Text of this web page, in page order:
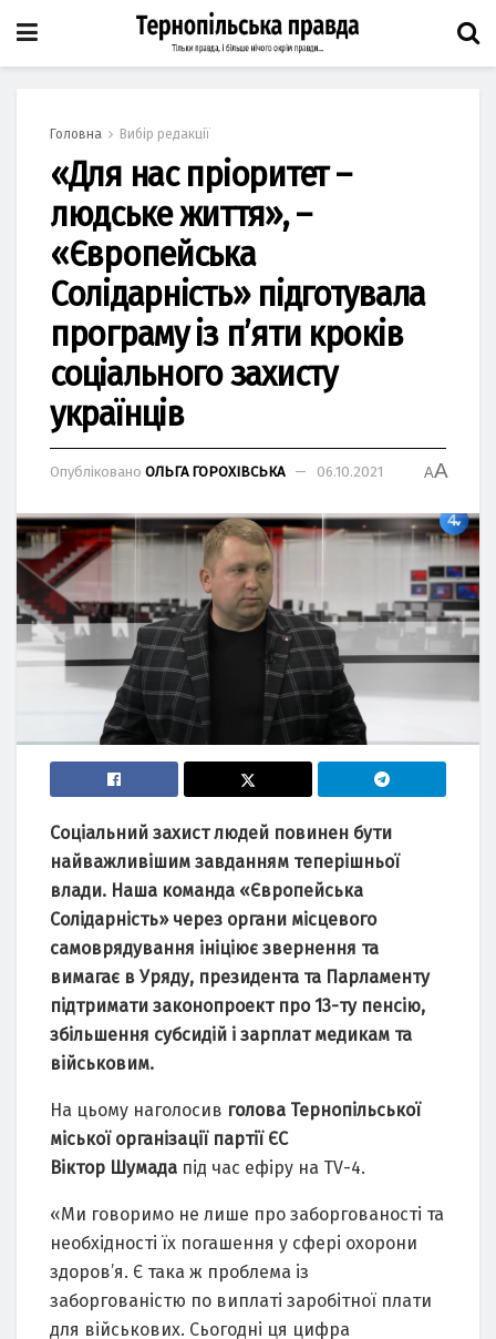
Головна Вибір редакції
«Для нас пріоритет –
людське життя», –
«Європейська
Солідарність» підготувала
програму із п’яти кроків
соціального захисту
українців
Опубліковано ОЛЬГА ГОРОХІВСЬКА 06.10.2021 AA
Соціальний захист людей повинен бути
найважливішим завданням теперішньої
влади. Наша команда «Європейська
Солідарність» через органи місцевого
самоврядування ініціює звернення та
вимагає в Уряду, президента та Парламенту
підтримати законопроект про 13-ту пенсію,
збільшення субсидій і зарплат медикам та
військовим.
На цьому наголосив голова Тернопільської
міської організації партії ЄС
Віктор Шумада під час ефіру на TV-4.
«Ми говоримо не лише про заборгованості та
необхідності їх погашення у сфері охорони
здоров’я. Є така ж проблема із
заборгованістю по виплаті заробітної плати
для військових. Сьогодні ця цифра